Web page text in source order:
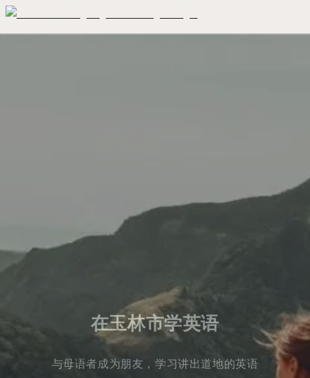
在玉林市学英语
与母语者成为朋友，学习讲出道地的英语